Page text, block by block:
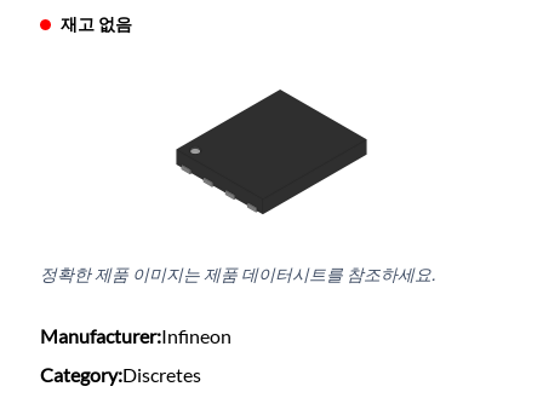
재고 없음
정확한 제품 이미지는 제품 데이터시트를 참조하세요.
Manufacturer:Infineon
Category:Discretes